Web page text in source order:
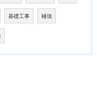
基礎工事 補強